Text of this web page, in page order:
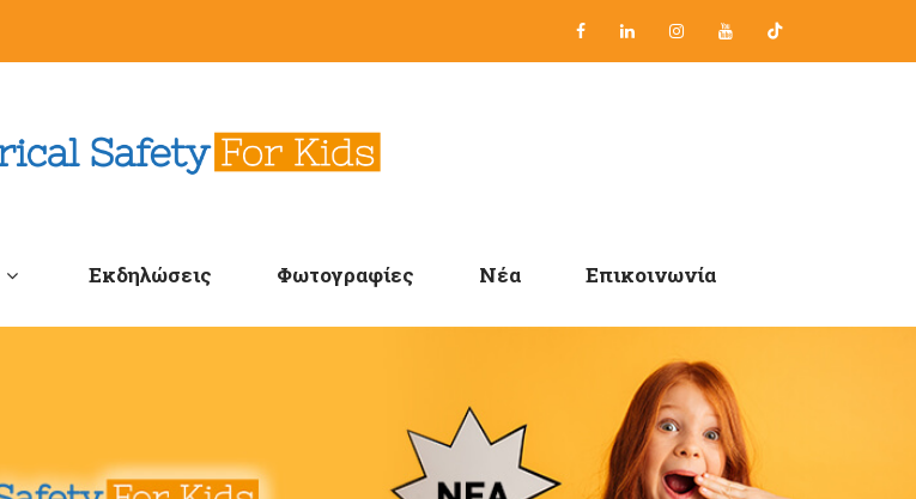
Εκδηλώσεις Φωτογραφίες Νέα Επικοινωνία